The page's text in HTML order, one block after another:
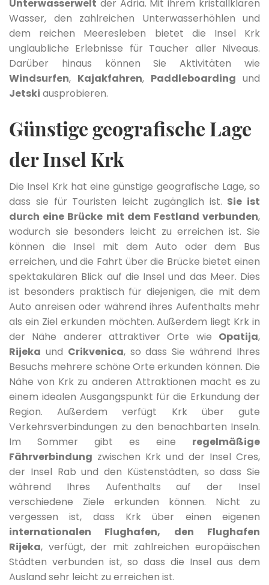
Unterwasserwelt der Adria. Mit ihrem kristallklaren
Wasser, den zahlreichen Unterwasserhöhlen und
dem reichen Meeresleben bietet die Insel Krk
unglaubliche Erlebnisse für Taucher aller Niveaus.
Darüber hinaus können Sie Aktivitäten wie
Windsurfen, Kajakfahren, Paddleboarding und
Jetski ausprobieren.
Günstige geografische Lage
der Insel Krk
Die Insel Krk hat eine günstige geografische Lage, so
dass sie für Touristen leicht zugänglich ist. Sie ist
durch eine Brücke mit dem Festland verbunden,
wodurch sie besonders leicht zu erreichen ist. Sie
können die Insel mit dem Auto oder dem Bus
erreichen, und die Fahrt über die Brücke bietet einen
spektakulären Blick auf die Insel und das Meer. Dies
ist besonders praktisch für diejenigen, die mit dem
Auto anreisen oder während ihres Aufenthalts mehr
als ein Ziel erkunden möchten. Außerdem liegt Krk in
der Nähe anderer attraktiver Orte wie Opatija,
Rijeka und Crikvenica, so dass Sie während Ihres
Besuchs mehrere schöne Orte erkunden können. Die
Nähe von Krk zu anderen Attraktionen macht es zu
einem idealen Ausgangspunkt für die Erkundung der
Region. Außerdem verfügt Krk über gute
Verkehrsverbindungen zu den benachbarten Inseln.
Im Sommer gibt es eine regelmäßige
Fährverbindung zwischen Krk und der Insel Cres,
der Insel Rab und den Küstenstädten, so dass Sie
während Ihres Aufenthalts auf der Insel
verschiedene Ziele erkunden können. Nicht zu
vergessen ist, dass Krk über einen eigenen
internationalen Flughafen, den Flughafen
Rijeka, verfügt, der mit zahlreichen europäischen
Städten verbunden ist, so dass die Insel aus dem
Ausland sehr leicht zu erreichen ist.